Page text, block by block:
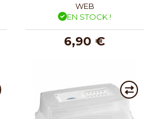
WEB
EN STOCK !
6,90 €